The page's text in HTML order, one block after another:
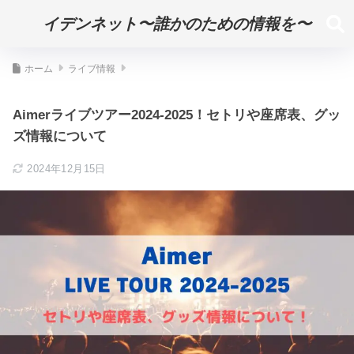
イデンネット〜誰かのための情報を〜
ホーム ライブ情報
Aimerライブツアー2024-2025！セトリや座席表、グッ
ズ情報について
2024年12月15日